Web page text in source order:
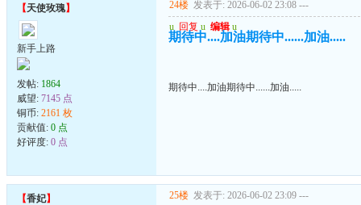
【天使玫瑰】
新手上路
发帖: 1864
威望: 7145 点
铜币: 2161 枚
贡献值: 0 点
好评度: 0 点
24楼 发表于: 2026-06-02 23:08 ---
u 回复 u 编辑 u
期待中....加油期待中......加油.....
期待中....加油期待中......加油.....
【香妃】 25楼 发表于: 2026-06-02 23:09 ---